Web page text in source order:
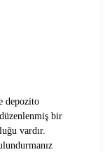
depozito
bir
vardır.